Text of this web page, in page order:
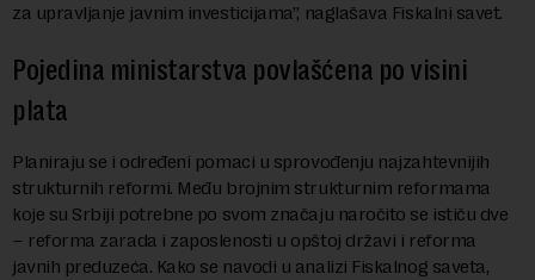
za upravljanje javnim investicijama”, naglašava Fiskalni savet.
Pojedina ministarstva povlašćena po visini
plata
Planiraju se i određeni pomaci u sprovođenju najzahtevnijih
strukturnih reformi. Među brojnim strukturnim reformama
koje su Srbiji potrebne po svom značaju naročito se ističu dve
– reforma zarada i zaposlenosti u opštoj državi i reforma
javnih preduzeća. Kako se navodi u analizi Fiskalnog saveta,